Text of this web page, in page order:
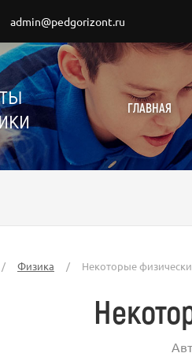
admin@pedgorizont.ru
ГЛАВНАЯ
/ Физика / Некоторые